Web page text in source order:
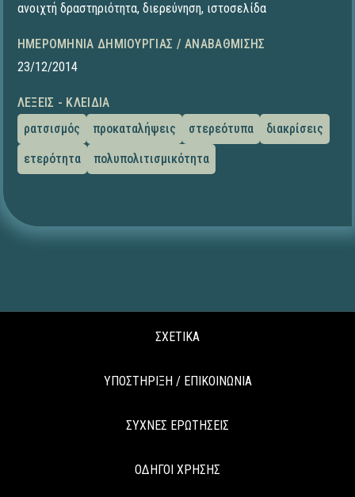
ανοιχτή δραστηριότητα, διερεύνηση, ιστοσελίδα
ΗΜΕΡΟΜΗΝΊΑ ΔΗΜΙΟΥΡΓΊΑΣ / ΑΝΑΒΆΘΜΙΣΗΣ
23/12/2014
ΛΈΞΕΙΣ - ΚΛΕΙΔΙΆ
ρατσισμός
προκαταλήψεις στερεότυπα
διακρίσεις
ετερότητα
πολυπολιτισμικότητα
ΣΧΕΤΙΚΑ
ΥΠΟΣΤΗΡΙΞΗ / ΕΠΙΚΟΙΝΩΝΙΑ
ΣΥΧΝΕΣ ΕΡΩΤΗΣΕΙΣ
ΟΔΗΓΟΙ ΧΡΗΣΗΣ